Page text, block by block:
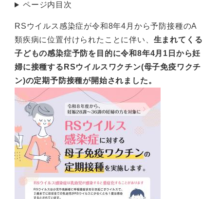
ページ内目次
RSウイルス感染症が令和8年4月から予防接種のA
類疾病に位置付けられたことに伴い、 生まれてくる
子どもの感染症予防を目的に令和8年4月1日から妊
婦に接種するRSウイルスワクチン(母子免疫ワクチ
ン)の定期予防接種が開始されました。